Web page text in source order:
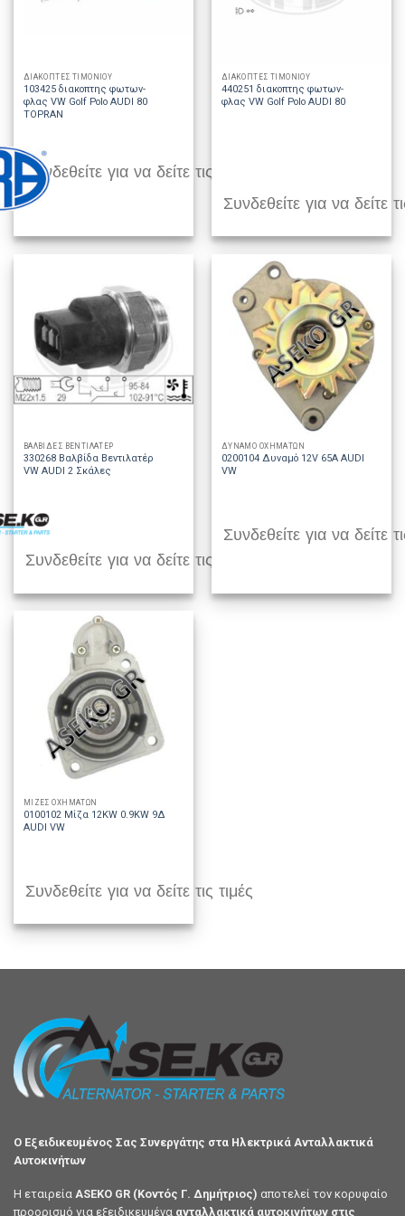
ΔΙΑΚΟΠΤΕΣ ΤΙΜΟΝΙΟΥ
103425 διακοπτης φωτων-
φλας VW Golf Polo AUDI 80
TOPRAN
Συνδεθείτε για να δείτε τις τιμές
ΔΙΑΚΟΠΤΕΣ ΤΙΜΟΝΙΟΥ
440251 διακοπτης φωτων-
φλας VW Golf Polo AUDI 80
Συνδεθείτε για να δείτε
ΒΑΛΒΙΔΕΣ ΒΕΝΤΙΛΑΤΕΡ
330268 Βαλβίδα Βεντιλατέρ
VW AUDI 2 Σκάλες
Συνδεθείτε για να δείτε τις τιμές
ΔΥΝΑΜΟ ΟΧΗΜΑΤΩΝ
0200104 Δυναμό 12V 65A AUDI
VW
Συνδεθείτε για να δείτε
ΜΙΖΕΣ ΟΧΗΜΑΤΩΝ
0100102 Μίζα 12KW 0.9KW 9Δ
AUDI VW
Συνδεθείτε για να δείτε τις τιμές
Ο Εξειδικευμένος Σας Συνεργάτης στα Ηλεκτρικά Ανταλλακτικά
Αυτοκινήτων
Η εταιρεία ASEKO GR (Κοντός Γ. Δημήτριος) αποτελεί τον κορυφαίο
προορισμό για εξειδικευμένα ανταλλακτικά αυτοκινήτων στις